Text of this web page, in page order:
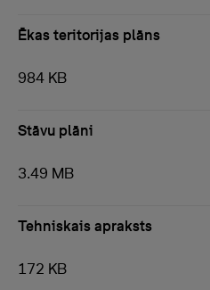
Ēkas teritorijas plāns
984 KB
Stāvu plāni
3.49 MB
Tehniskais apraksts
172 KB